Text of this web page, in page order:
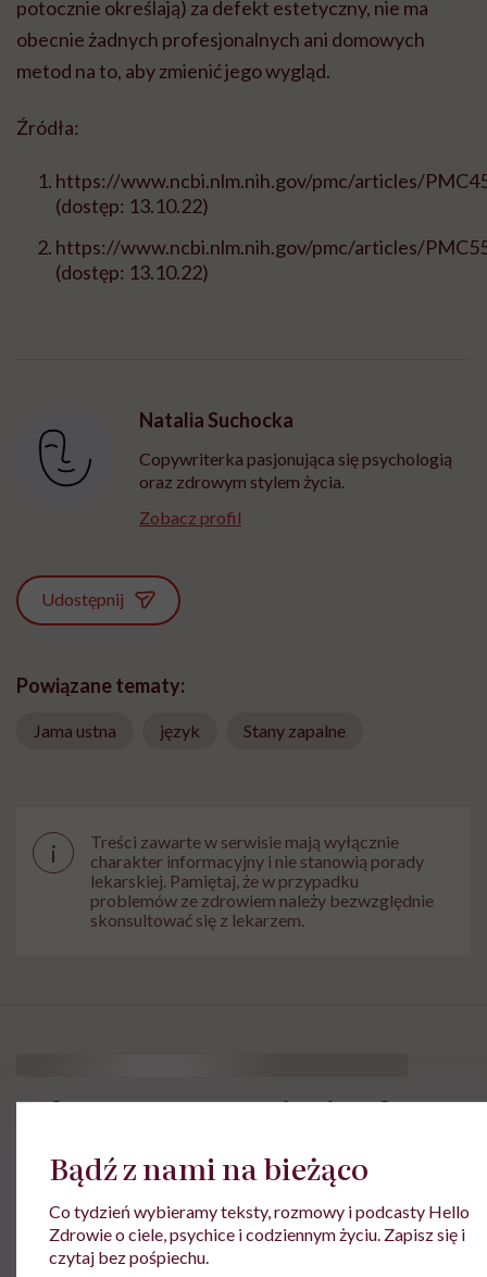
potocznie określają) za defekt estetyczny, nie ma
obecnie żadnych profesjonalnych ani domowych
metod na to, aby zmienić jego wygląd.
Źródła:
https://www.ncbi.nlm.nih.gov/pmc/articles/
(dostęp: 13.10.22)
https://www.ncbi.nlm.nih.gov/pmc/articles/
(dostęp: 13.10.22)
Natalia Suchocka
Copywriterka pasjonująca się psychologią
oraz zdrowym stylem życia.
Zobacz profil
Udostępnij
Powiązane tematy:
Jama ustna język Stany zapalne
i
Treści zawarte w serwisie mają wyłącznie
charakter informacyjny i nie stanowią porady
lekarskiej. Pamiętaj, że w przypadku
problemów ze zdrowiem należy bezwzględnie
skonsultować się z lekarzem.
Polacy są zanurzeni w języku
tak zostaliśmy wychowani”
Bądź z nami na bieżąco
Co tydzień wybieramy teksty, rozmowy i podcasty Hello
Zdrowie o ciele, psychice i codziennym życiu. Zapisz się i
czytaj bez pośpiechu.